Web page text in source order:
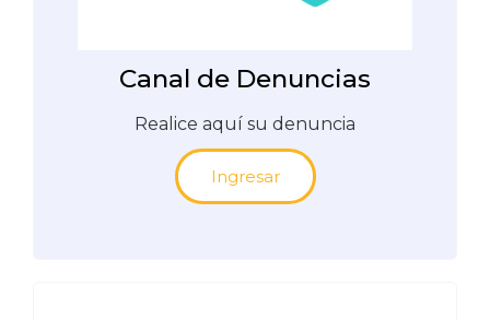
Canal de Denuncias
Realice aquí su denuncia
Ingresar